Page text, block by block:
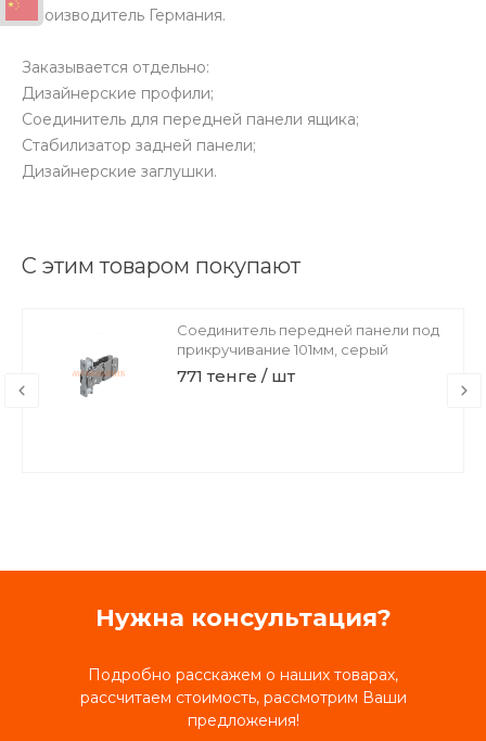
Производитель Германия.
Заказывается отдельно:
Дизайнерские профили;
Соединитель для передней панели ящика;
Стабилизатор задней панели;
Дизайнерские заглушки.
С этим товаром покупают
Соединитель задней стенки 101мм
правый, серый
1 167 тенге / шт
Нужна консультация?
Подробно расскажем о наших товарах,
рассчитаем стоимость, рассмотрим Ваши
предложения!